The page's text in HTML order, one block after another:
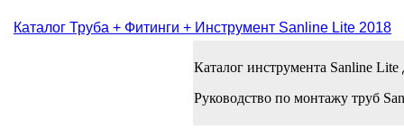
Каталог Труба + Фитинги + Инструмент Sanline Lite 2018
Каталог инструмента Sanline
Руководство по монтажу труб